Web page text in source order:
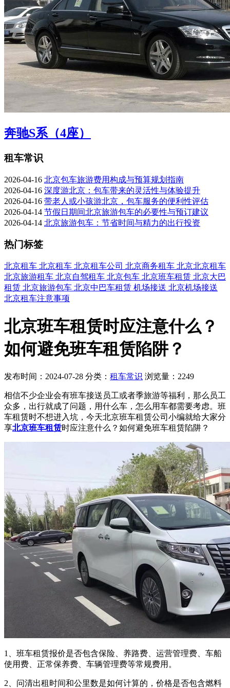
奔驰S系（4座）
租车常识
2026-04-16 北京包车旅游费用构成与预算规划指南
2026-04-16 深度游北京：包车带来的灵活性与体验提升
2026-04-16 带老人或小孩游北京，包车服务的便利性评估
2026-04-14 节假日期间北京旅游包车的必要性与预订建议
2026-04-14 北京旅游包车：节省时间与精力的出行投资
热门标签
北京租车 北京租车 北京租车公司 北京商务租车 北京北京租车
北京旅游租车 北京自驾租车 北京包车 北京班车租赁 北京大巴
租赁 北京旅游包车 北京中巴车租赁 机场接送 北京机场接送
北京租车注意事项
北京班车租赁时应注意什么？
如何避免班车租赁陷阱？
发布时间：2024-07-28 分类： 租车常识 浏览量：2249
相信不少企业会有班车接送员工或者季旅游等福利，那么员工
众多，出行就成了问题，用什么车，怎么用车都需要考虑。班
车租赁时不想进入坑，今天北京班车租赁公司小编就给大家分
享北京班车租赁时应注意什么？如何避免班车租赁陷阱？
1、班车租赁报价是否包含保险、养路费、运营管理费、车船
使用费、正常保养费、车辆管理费等常规费用。
2、问清出租时间和公里数是如何计算的，价格是否包含燃料